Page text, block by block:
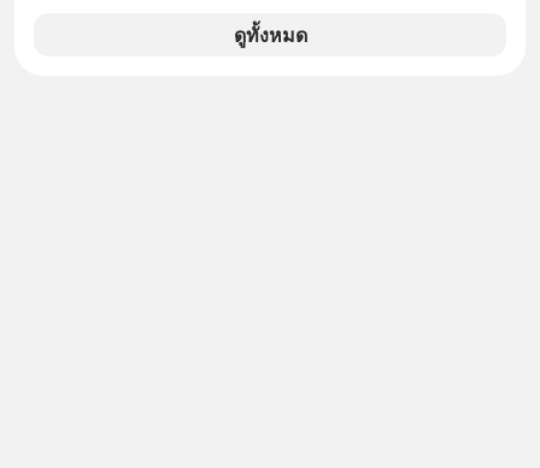
ขายของเหมือนกันทุกอย่าง
ดูทั้งหมด